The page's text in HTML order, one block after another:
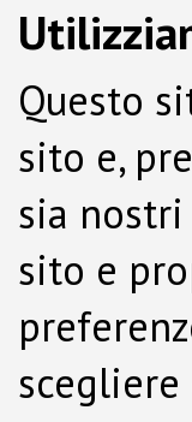
Questo
sito e,
sia
sito e